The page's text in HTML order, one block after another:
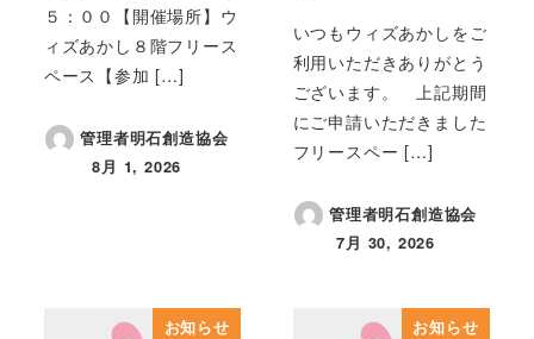
５：００【開催場所】ウ
ィズあかし８階フリース
ペース【参加 […]
管理者明石創造協会
投稿日
8月 1, 2026
いつもウィズあかしをご
利用いただきありがとう
ございます。 上記期間
にご申請いただきました
フリースペー […]
管理者明石創造協会
投稿日
7月 30, 2026
お知らせ お知らせ